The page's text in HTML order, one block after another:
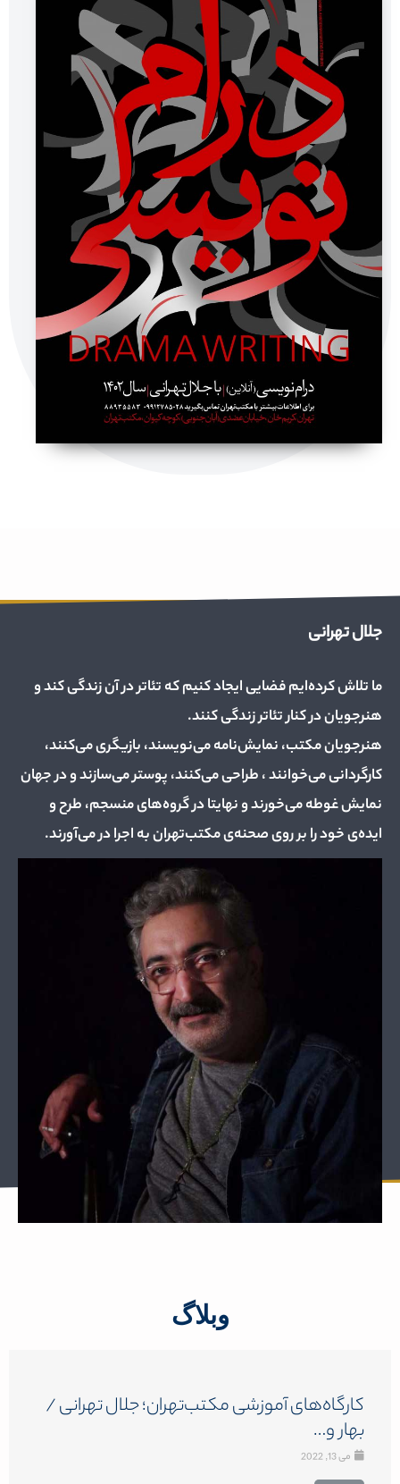
جلال تهرانی
ما تلاش کرده‌ایم فضایی ایجاد کنیم که تئاتر در آن زندگی کند و
هنرجویان در کنار تئاتر زندگی کنند.
هنرجویان مکتب، نمایش‌نامه می‌نویسند، بازیگری می‌کنند،
کارگردانی می‌خوانند ، طراحی می‌کنند، پوستر می‌سازند و در جهان
نمایش غوطه می‌خورند و نهایتا در گروه‌های منسجم، طرح و
ایده‌ی خود را بر روی صحنه‌ی مکتب‌تهران به اجرا در می‌آورند.
وبلاگ
کارگاه‌های آموزشی مکتب‌تهران؛ جلال تهرانی /
بهار و…
می 13, 2022